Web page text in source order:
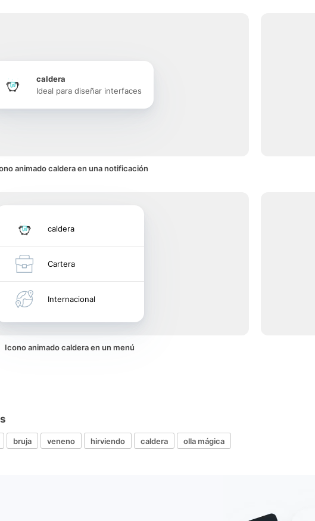
caldera
Ideal para diseñar interfaces
animado caldera en una notificación
caldera
Cartera
Internacional
Icono animado caldera en un menú
bruja veneno hirviendo caldera olla mágica